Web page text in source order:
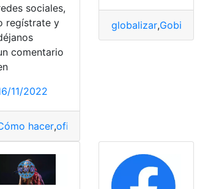
bloqueadas,Páginas bloqueadas
Solución,
sociales,
regístrate y
comentario
11/2022
hacer,oficial
globalizar,Gobierno